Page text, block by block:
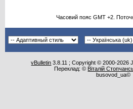
Часовий пояс GMT +2.
vBulletin 3.8.11 ; Copyright © 2000-2026
Переклад: © Віталій
busovod_ua©